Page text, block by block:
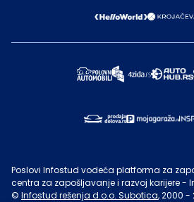
Poslovi Infostud vodeća platforma za
centra za zapošljavanje i razvoj karijere -
© Infostud rešenja d.o.o. Subotica, 2000 -